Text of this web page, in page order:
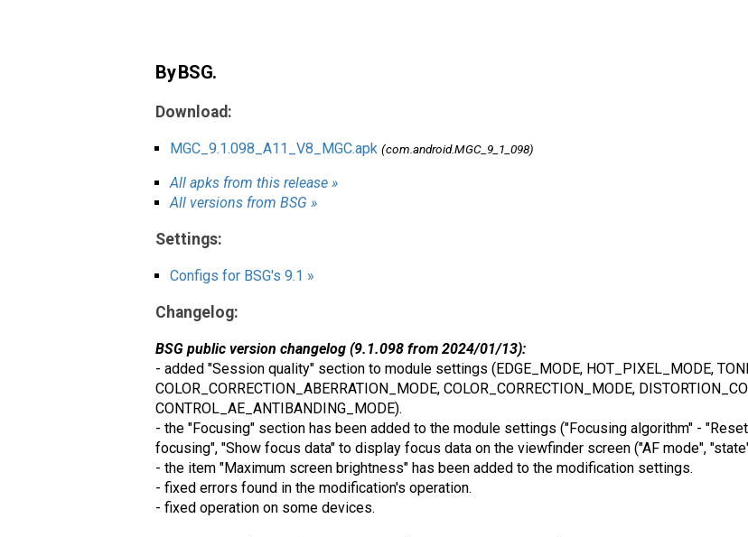
By BSG.
Download:
MGC_9.1.098_A11_V8_MGC.apk (com.android.MGC_9_1_098)
All apks from this release »
All versions from BSG »
Settings:
Configs for BSG's 9.1 »
Changelog:
BSG public version changelog (9.1.098 from 2024/01/13):
- added "Session quality" section to module settings (EDGE_MODE, HOT_PIXEL_MODE,
COLOR_CORRECTION_ABERRATION_MODE, COLOR_CORRECTION_MODE,
CONTROL_AE_ANTIBANDING_MODE).
- the "Focusing" section has been added to the module settings ("Focusing algorithm" -
focusing", "Show focus data" to display focus data on the viewfinder screen ("AF mode",
- the item "Maximum screen brightness" has been added to the modification settings.
- fixed errors found in the modification's operation.
- fixed operation on some devices.